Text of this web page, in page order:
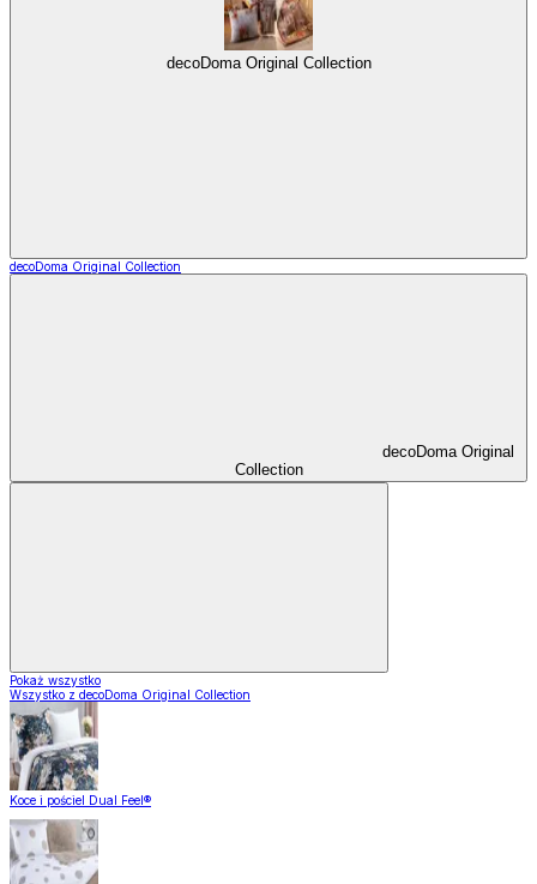
decoDoma Original Collection
decoDoma Original Collection
decoDoma Original
Collection
Pokaż wszystko
Wszystko z decoDoma Original Collection
Koce i pościel Dual Feel®